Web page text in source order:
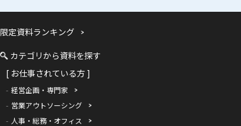
限定資料ランキング
カテゴリから資料を探す
[ お仕事されている方 ]
経営企画・専門家
営業アウトソーシング
人事・総務・オフィス